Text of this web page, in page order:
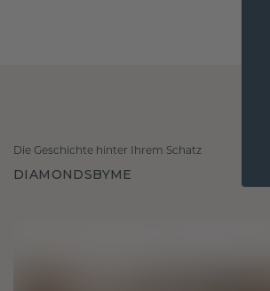
Die Geschichte hinter Ihrem Schatz
DIAMONDSBYME